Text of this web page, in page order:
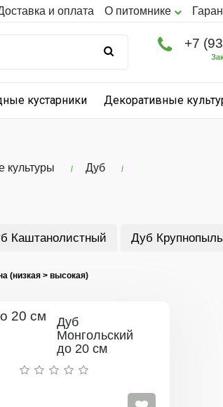
и оплата О питомнике
+7
кустарники Декоративные
культуры Дуб
Каштанолистный Дуб
Дуб
Монгольский
до 20 см